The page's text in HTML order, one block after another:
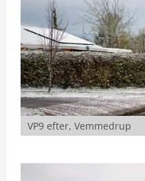
VP9 efter, Vemmedrup